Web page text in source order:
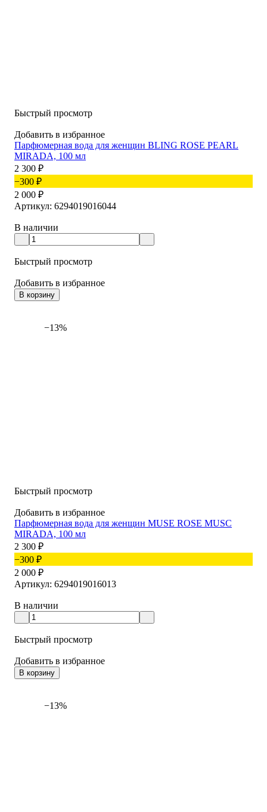
Быстрый просмотр
Добавить в избранное
Парфюмерная вода для женщин BLING ROSE PEARL
MIRADA, 100 мл
2 300 ₽
−300 ₽
2 000 ₽
Артикул: 6294019016044
В наличии
Быстрый просмотр
Добавить в избранное
В корзину
−13%
Быстрый просмотр
Добавить в избранное
Парфюмерная вода для женщин MUSE ROSE MUSC
MIRADA, 100 мл
2 300 ₽
−300 ₽
2 000 ₽
Артикул: 6294019016013
В наличии
Быстрый просмотр
Добавить в избранное
В корзину
−13%